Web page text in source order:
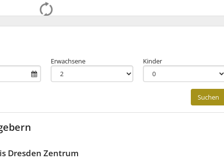
Erwachsene Kinder
Suchen
Dresden Zentrum